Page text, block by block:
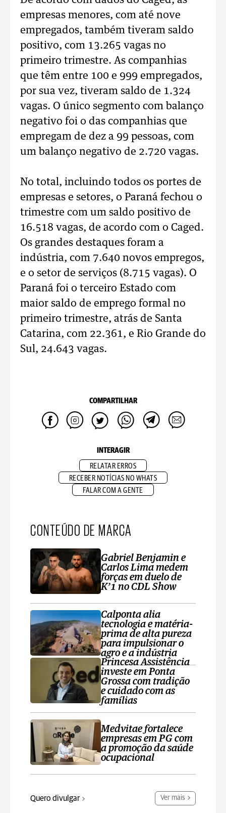
empresas menores, com até nove
empregados, também tiveram saldo
positivo, com 13.265 vagas no
primeiro trimestre. As companhias
que têm entre 100 e 999 empregados,
por sua vez, tiveram saldo de 1.324
vagas. O único segmento com balanço
negativo foi o das companhias que
empregam de dez a 99 pessoas, com
um balanço negativo de 2.720 vagas.
No total, incluindo todos os portes de
empresas e setores, o Paraná fechou o
trimestre com um saldo positivo de
16.518 vagas, de acordo com o Caged.
Os grandes destaques foram a
indústria, com 7.640 novos empregos,
e o setor de serviços (8.715 vagas). O
Paraná foi o terceiro Estado com
maior saldo de emprego formal no
primeiro trimestre, atrás de Santa
Catarina, com 22.361, e Rio Grande do
Sul, 24.643 vagas.
COMPARTILHAR
INTERAGIR
RELATAR ERROS
RECEBER NOTÍCIAS NO WHATS
FALAR COM A GENTE
CONTEÚDO DE MARCA
Gabriel Benjamin e
Carlos Lima medem
forças em duelo de
K’1 no CDL Show
Calponta alia
tecnologia e matéria-
prima de alta pureza
para impulsionar o
agro e a indústria
Princesa Assistência
investe em Ponta
Grossa com tradição
e cuidado com as
famílias
Medvitae fortalece
empresas em PG com
a promoção da saúde
ocupacional
Quero divulgar Ver mais